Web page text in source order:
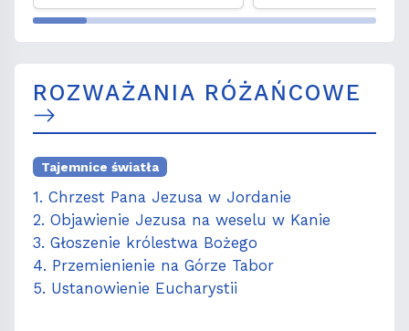
obliczu kryzysu
ROZWAŻANIA RÓŻAŃCOWE
Tajemnice światła
1. Chrzest Pana Jezusa w Jordanie
2. Objawienie Jezusa na weselu w Kanie
3. Głoszenie królestwa Bożego
4. Przemienienie na Górze Tabor
5. Ustanowienie Eucharystii